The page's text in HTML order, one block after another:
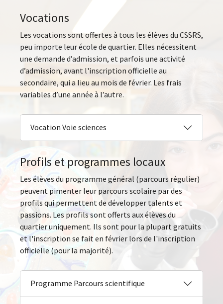
Vocations
Les vocations sont offertes à tous les élèves du CSSRS,
peu importe leur école de quartier. Elles nécessitent
une demande d’admission, et parfois une activité
d’admission, avant l'inscription officielle au
secondaire, qui a lieu au mois de février. Les frais
variables d’une année à l’autre.
Vocation Voie sciences
Profils et programmes locaux
Les élèves du programme général (parcours régulier)
peuvent pimenter leur parcours scolaire par des
profils qui permettent de développer talents et
passions. Les profils sont offerts aux élèves du
quartier uniquement. Ils sont pour la plupart gratuits
et l'inscription se fait en février lors de l'inscription
officielle (pour la majorité).
Programme Parcours scientifique